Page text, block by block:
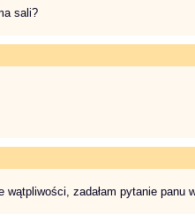
sali?
zadałam pytanie panu